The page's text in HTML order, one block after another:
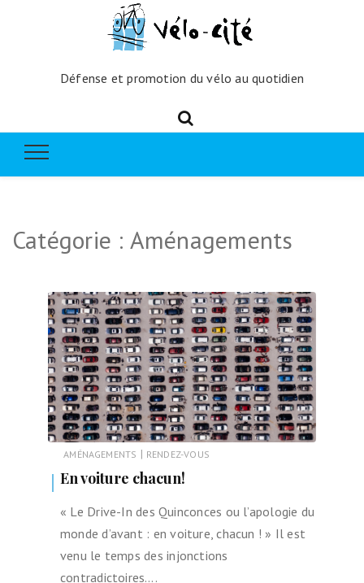
Défense et promotion du vélo au quotidien
Catégorie : Aménagements
AMÉNAGEMENTS | RENDEZ-VOUS
En voiture chacun!
« Le Drive-In des Quinconces ou l’apologie du
monde d’avant : en voiture, chacun ! » Il est
venu le temps des injonctions
contradictoires….